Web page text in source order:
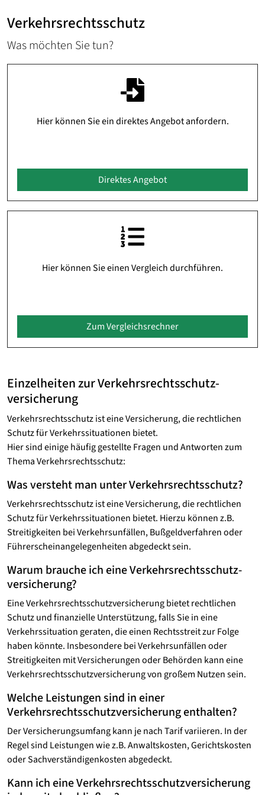
Verkehrsrechtsschutz
Was möchten Sie tun?
Hier können Sie ein direktes Angebot anfordern.
Direktes Angebot
Hier können Sie einen Vergleich durchführen.
Zum Vergleichsrechner
Einzelheiten zur Verkehrsrechtsschutz­
versicherung
Verkehrsrechtsschutz ist eine Versicherung, die rechtlichen
Schutz für Verkehrssituationen bietet.
Hier sind einige häufig gestellte Fragen und Antworten zum
Thema Verkehrsrechtsschutz:
Was versteht man unter Verkehrsrechtsschutz?
Verkehrsrechtsschutz ist eine Versicherung, die rechtlichen
Schutz für Verkehrssituationen bietet. Hierzu können z.B.
Streitigkeiten bei Verkehrsunfällen, Bußgeldverfahren oder
Führerscheinangelegenheiten abgedeckt sein.
Warum brauche ich eine Verkehrsrechtsschutz­
versicherung?
Eine Verkehrsrechtsschutz­versicherung bietet rechtlichen
Schutz und finanzielle Unterstützung, falls Sie in eine
Verkehrssituation geraten, die einen Rechtsstreit zur Folge
haben könnte. Insbesondere bei Verkehrsunfällen oder
Streitigkeiten mit Versicherungen oder Behörden kann eine
Verkehrsrechtsschutzversicherung von großem Nutzen sein.
Welche Leistungen sind in einer
Verkehrsrechtsschutz­versicherung enthalten?
Der Versicherungsumfang kann je nach Tarif variieren. In der
Regel sind Leistungen wie z.B. Anwaltskosten, Gerichtskosten
oder Sachverständigenkosten abgedeckt.
Kann ich eine Verkehrsrechtsschutz­versicherung